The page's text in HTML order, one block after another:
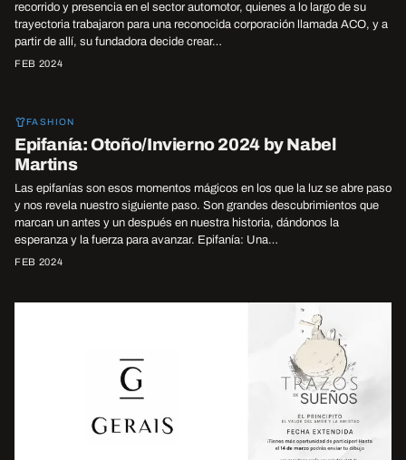
recorrido y presencia en el sector automotor, quienes a lo largo de su
trayectoria trabajaron para una reconocida corporación llamada ACO, y a
partir de allí, su fundadora decide crear…
FEB 2024
FASHION
Epifanía: Otoño/Invierno 2024 by Nabel
Martins
Las epifanías son esos momentos mágicos en los que la luz se abre paso
y nos revela nuestro siguiente paso. Son grandes descubrimientos que
marcan un antes y un después en nuestra historia, dándonos la
esperanza y la fuerza para avanzar. Epifanía: Una…
FEB 2024